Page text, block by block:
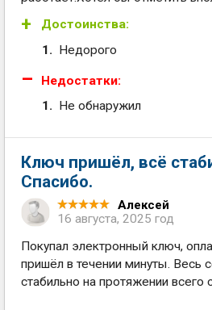
Достоинства:
Недорого
Недостатки:
Не обнаружил
Ключ пришёл, всё
Спасибо.
Алексей
16 августа, 2025 год
Покупал электронный ключ,
пришёл в течении минуты. Весь
стабильно на протяжении всего